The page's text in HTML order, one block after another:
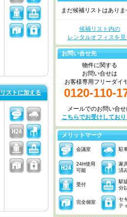
ストに加える
まだ候補リストはありま
候補リスト内の
レンタルオフィスを見
お問い合せ先
物件に関する
お問い合せは
お客様専用フリーダイ
0120-110-
メールでのお問い合せ
こちらでお受けしてお
メリットマーク
会議室 駐
24H使用
可能
家
済
受付
駅
分
完全個室
セ
ティ